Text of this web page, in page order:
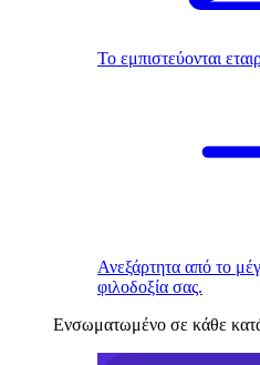
Το εμπιστεύονται
Ανεξάρτητα από το
φιλοδοξία σας.
Ενσωματωμένο σε κάθε